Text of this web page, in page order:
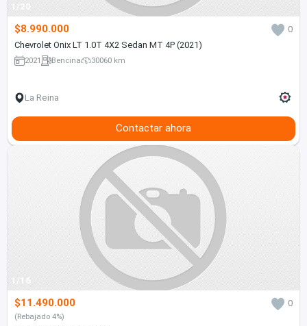
1/20
$8.990.000
0
Chevrolet Onix LT 1.0T 4X2 Sedan MT 4P (2021)
2021 Bencina 30060 km
La Reina
Contactar ahora
1/16
$11.490.000 0
(Rebajado 4%)